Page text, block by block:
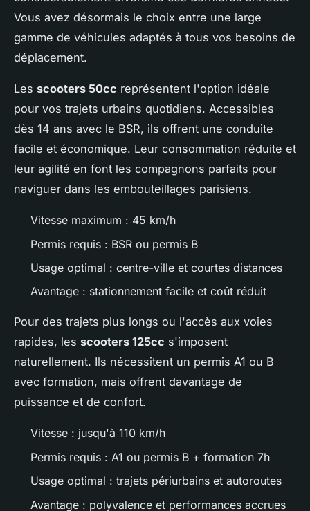
Vous avez désormais le choix entre une large
gamme de véhicules adaptés à tous vos besoins de
déplacement.
Les scooters 50cc représentent l'option idéale
pour vos trajets urbains quotidiens. Accessibles
dès 14 ans avec le BSR, ils offrent une conduite
facile et économique. Leur consommation réduite et
leur agilité en font les compagnons parfaits pour
naviguer dans les embouteillages parisiens.
Vitesse maximum : 45 km/h
Permis requis : BSR ou permis B
Usage optimal : centre-ville et courtes distances
Avantage : stationnement facile et coût réduit
Pour des trajets plus longs ou l'accès aux voies
rapides, les scooters 125cc s'imposent
naturellement. Ils nécessitent un permis A1 ou B
avec formation, mais offrent davantage de
puissance et de confort.
Vitesse : jusqu'à 110 km/h
Permis requis : A1 ou permis B + formation 7h
Usage optimal : trajets périurbains et autoroutes
Avantage : polyvalence et performances accrues